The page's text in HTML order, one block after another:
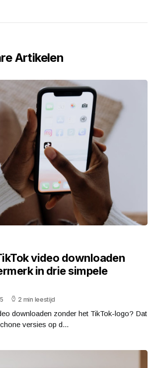
Artikelen
video downloaden
in drie simpele
2 min leestijd
downloaden zonder het TikTok-logo? Dat
versies op d...